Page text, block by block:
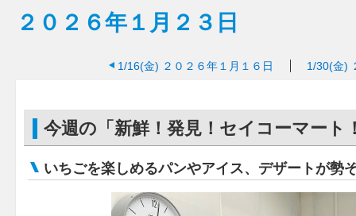
２０２６年１月２３日
1/16(金) ２０２６年１月１６日 1/30(金)
今週の「新鮮！発見！セイコーマート
いちごを楽しめるパンやアイス、デザートが勢